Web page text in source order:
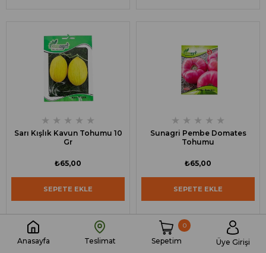
★ ★ ★ ★ ★
Sarı Kışlık Kavun Tohumu 10
Gr
₺65,00
SEPETE EKLE
★ ★ ★ ★ ★
Sunagri Pembe Domates
Tohumu
₺65,00
SEPETE EKLE
Anasayfa Teslimat Sepetim
0
Üye Girişi